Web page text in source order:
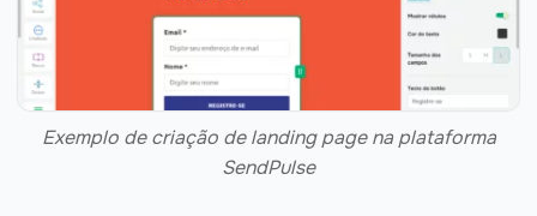
Exemplo de criação de landing page na plataforma
SendPulse